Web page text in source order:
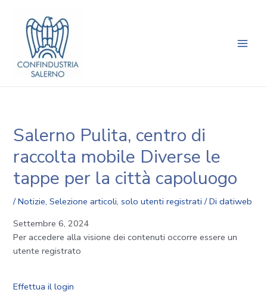
contenuto
Salerno Pulita, centro di
raccolta mobile Diverse le
tappe per la città capoluogo
/Notizie,Selezione articoli,solo utenti registrati / Didatiweb
Settembre 6, 2024
Per accedere alla visione dei contenuti occorre essere un
utente registrato
Effettua il login
articoli